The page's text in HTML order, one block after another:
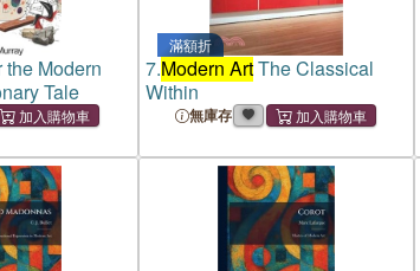
Modern
Tale
滿額折
7.Modern ArtThe Classical
Within
無庫存